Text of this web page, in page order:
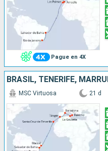
Pague en 4X
MSC Virtuosa 21 d